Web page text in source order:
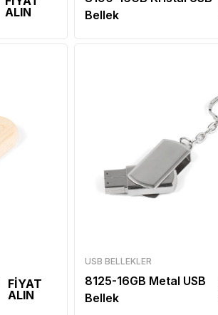
ALIN
Bellek
FİYAT
ALIN
USB BELLEKLER
8125-16GB Metal USB
Bellek